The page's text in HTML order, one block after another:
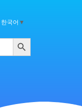
한국어▼
검색